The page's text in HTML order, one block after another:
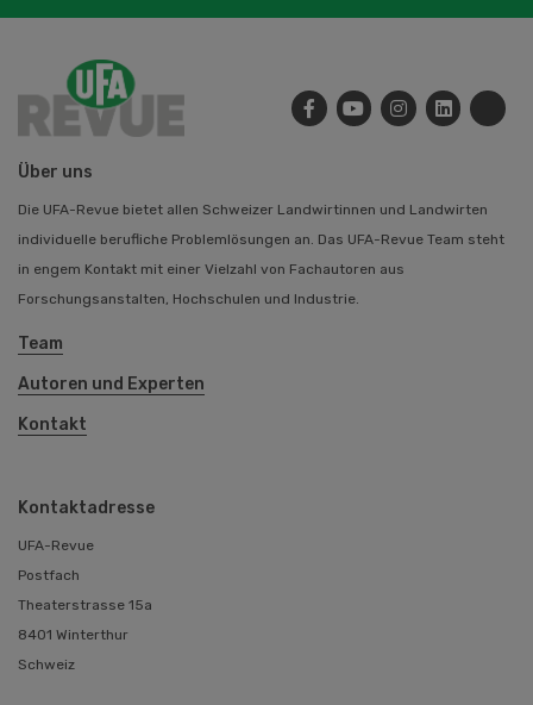
Über uns
Die UFA-Revue bietet allen Schweizer Landwirtinnen und Landwirten
individuelle berufliche Problemlösungen an. Das UFA-Revue Team steht
in engem Kontakt mit einer Vielzahl von Fachautoren aus
Forschungsanstalten, Hochschulen und Industrie.
Team
Autoren und Experten
Kontakt
Kontaktadresse
UFA-Revue
Postfach
Theaterstrasse 15a
8401 Winterthur
Schweiz